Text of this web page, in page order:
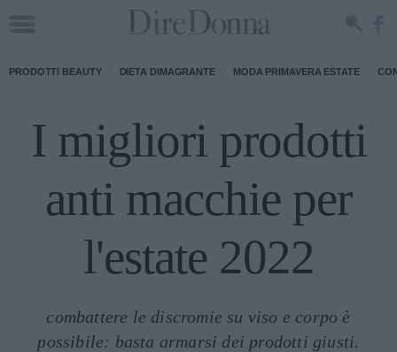
PRODOTTI BEAUTY DIETA DIMAGRANTE MODA PRIMAVERA ESTATE
I migliori prodotti
anti macchie per
l'estate 2022
combattere le discromie su viso e corpo è
possibile: basta armarsi dei prodotti giusti.